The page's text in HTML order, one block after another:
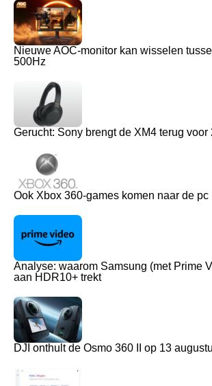
Nieuwe AOC-monitor kan wisselen
500Hz
Gerucht: Sony brengt de XM4 terug voor
Ook Xbox 360-games komen naar de pc
Analyse: waarom Samsung (met Prime
aan HDR10+ trekt
DJI onthult de Osmo 360 II op 13